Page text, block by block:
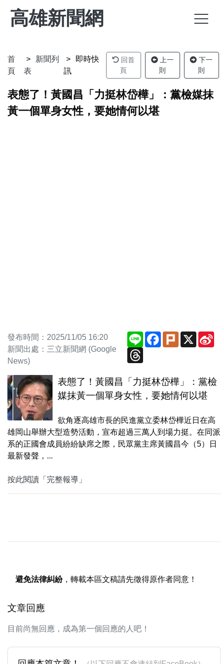
高雄新聞網
首
頁
新聞列
表
即時快
訊
回首
頁
上一
則
下一
則
表態了！黃國昌「力挺林岱樺」：黨檢媒抹
黃一個單身女性，要她情何以堪
發布時間：2025/11/05 16:20
新聞出處：三立新聞網 (Google
News)
Line Facebook
PlurkX
Threads
表態了！黃國昌「力挺林岱樺」：黨檢
媒抹黃一個單身女性，要她情何以堪
欲角逐高雄市長的民進黨立委林岱樺近日在高
雄岡山舉辦大型造勢活動，宣布超過三萬人到場力挺。在同派
系的正國會成員紛紛缺席之際，民眾黨主席黃國昌今（5）日
最新發聲，...
按此閱讀「完整報導」
避免法律糾紛，轉載本區文稿請先徵得原作者同意！
文章回應
目前尚無回應，成為第一個回應的人吧！